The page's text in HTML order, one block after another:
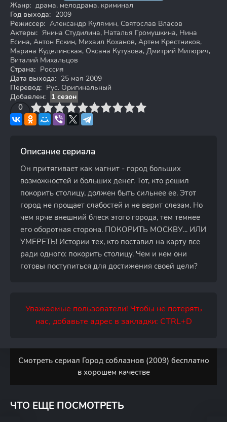
Жанр: драма, мелодрама, криминал
Год выхода: 2009
Режиссер: Александр Кулямин, Святослав Власов
Актеры: Янина Студилина, Наталья Громушкина, Нина
Есина, Антон Ескин, Михаил Коханов, Артем Крестников,
Марина Куделинская, Оксана Кутузова, Дмитрий Митюрич,
Виталий Михальцов
Страна: Россия
Дата выхода: 25 мая 2009
Перевод: Рус. Оригинальный
Добавлен:
1 сезон
0
4 6 7 8 9 10
Описание сериала
Он притягивает как магнит - город больших
возможностей и больших денег. Тот, кто решил
покорить столицу, должен быть сильнее ее. Этот
город не прощает слабостей и не верит слезам. Но
чем ярче внешний блеск этого города, тем темнее
его оборотная сторона. ПОКОРИТЬ МОСКВУ... ИЛИ
УМЕРЕТЬ! Истории тех, кто поставил на карту все
ради одного: покорить столицу. Чем и кем они
готовы поступиться для достижения своей цели?
Уважаемые пользователи! Чтобы не потерять
нас, добавьте адрес в закладки: CTRL+D
Смотреть сериал Город соблазнов (2009) бесплатно
в хорошем качестве
ЧТО ЕЩЕ ПОСМОТРЕТЬ